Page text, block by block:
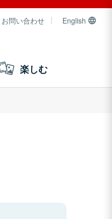
問い合わせ English
楽しむ